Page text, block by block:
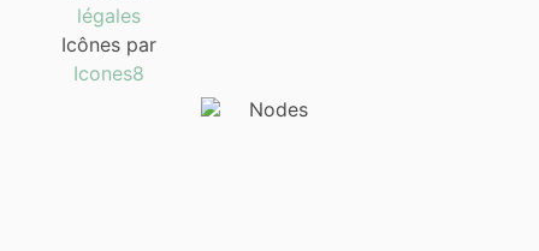
légales
Icônes par
Icones8